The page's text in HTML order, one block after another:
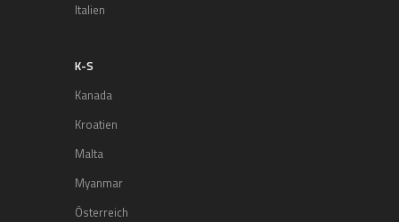
Italien
K-S
Kanada
Kroatien
Malta
Myanmar
Österreich